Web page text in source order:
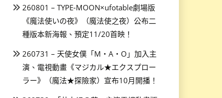
260801 – TYPE-MOON×ufotable劇場版
《魔法使いの夜》（魔法使之夜）公布二
種版本新海報、預定11/20首映！
260731 – 天使女僕「M・A・O」加入主
演、電視動畫《マジカル★エクスプロー
ラー》（魔法★探險家）宣布10月開播！